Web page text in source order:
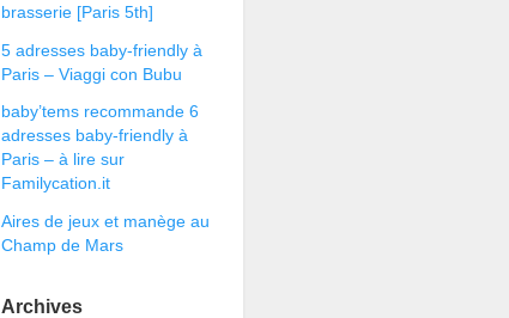
brasserie [Paris 5th]
5 adresses baby-friendly à
Paris – Viaggi con Bubu
baby’tems recommande 6
adresses baby-friendly à
Paris – à lire sur
Familycation.it
Aires de jeux et manège au
Champ de Mars
Archives